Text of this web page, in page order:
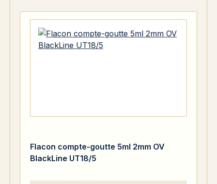
Flacon compte-goutte 5ml 2mm OV
BlackLine UT18/5